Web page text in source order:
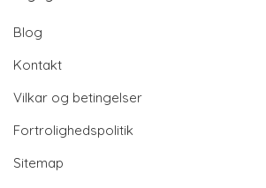
Blog
Kontakt
Vilkar og betingelser
Fortrolighedspolitik
Sitemap